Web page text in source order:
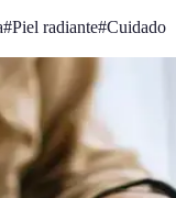
#Piel radiante#Cuidado